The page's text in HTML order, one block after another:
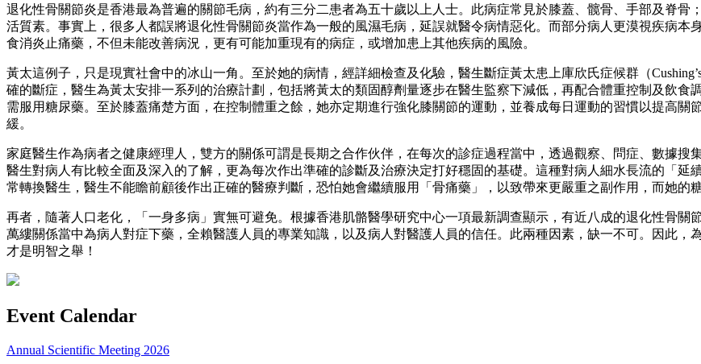
退化性骨關節炎是香港最為普遍的關節毛病，約有三分二患者為五十歲以上人士。此病症常見於膝蓋、髋骨、手部及脊
活質素。事實上，很多人都誤將退化性骨關節炎當作為一般的風濕毛病，延誤就醫令病情惡化。而部分病人更漠視疾病
食消炎止痛藥，不但未能改善病況，更有可能加重現有的病症，或增加患上其他疾病的風險。
黃太這例子，只是現實社會中的冰山一角。至於她的病情，經詳細檢查及化驗，醫生斷症黃太患上庫欣氏症候群（
確的斷症，醫生為黃太安排一系列的治療計劃，包括將黃太的類固醇劑量逐步在醫生監察下減低，再配合體重控制及飲
需服用糖尿藥。至於膝蓋痛楚方面，在控制體重之餘，她亦定期進行強化膝關節的運動，並養成每日運動的習慣以提高
緩。
家庭醫生作為病者之健康經理人，雙方的關係可謂是長期之合作伙伴，在每次的診症過程當中，透過觀察、問症、數據
醫生對病人有比較全面及深入的了解，更為每次作出準確的診斷及治療決定打好穩固的基礎。這種對病人細水長流的「
常轉換醫生，醫生不能瞻前顧後作出正確的醫療判斷，恐怕她會繼續服用「骨痛藥」，以致帶來更嚴重之副作用，而她的
再者，隨著人口老化，「一身多病」實無可避免。根據香港肌骼醫學研究中心一項最新調查顯示，有近八成的退化性骨
萬縷關係當中為病人對症下藥，全賴醫護人員的專業知識，以及病人對醫護人員的信任。此兩種因素，缺一不可。因此
才是明智之舉！
Event Calendar
Annual Scientific Meeting 2026